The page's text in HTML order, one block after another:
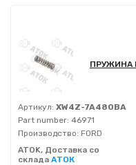
ПРУЖИНА
Артикул: XW4Z-7A480BA
Part number: 46971
Производство: FORD
ATOK, Доставка со
склада АТОК